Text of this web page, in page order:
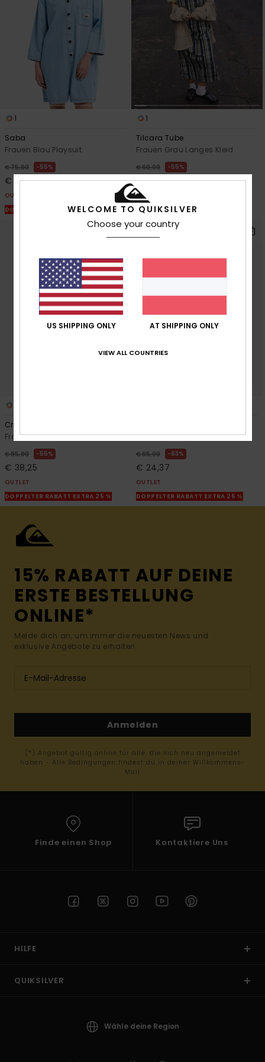
1
Saba
Frauen Blau Playsuit
€ 75,00 55%
€ 33,75
OUTLET
DOPPELTER RABATT EXTRA 25 %
1
Tilcara Tube
Frauen Grau Langes Kleid
€ 60,00 55%
€ 27,00
OUTLET
DOPPELTER RABATT EXTRA 25 %
Craig
Frauen Grün Twill-Playsuit
€ 85,00 55%
€ 38,25
OUTLET
DOPPELTER RABATT EXTRA 25 %
Frauen Weiss Kurzes Kleid
€ 65,00 63%
€ 24,37
OUTLET
DOPPELTER RABATT EXTRA 25 %
15% RABATT AUF DEINE
ERSTE BESTELLUNG
ONLINE*
Melde dich an, um immer die neuesten News und
exklusive Angebote zu erhalten.
Anmelden
(*) Angebot gültig online für alle, die sich neu angemeldet
haben - Alle Bedingungen findest du in deiner Willkommens-
Mail
Finde einen Shop Kontaktiere Uns
HILFE
QUIKSILVER
Wähle deine Region
WELCOME TO QUIKSILVER
Choose your country
US SHIPPING ONLY AT SHIPPING ONLY
VIEW ALL COUNTRIES